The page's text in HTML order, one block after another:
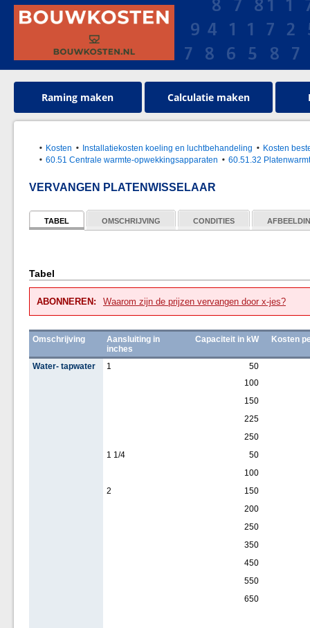
Raming maken Calculatie maken
Kosten Installatiekosten koeling en luchtbehandeling
Kosten
60.51 Centrale warmte-opwekkingsapparaten
60.51.32
VERVANGEN PLATENWISSELAAR
TABEL OMSCHRIJVING CONDITIES
Tabel
ABONNEREN: Waarom zijn de prijzen vervangen door x-jes?
Omschrijving
Aansluiting in
inches
Capaciteit in kW Kosten
Water- tapwater 1
50
100
150
225
250
1 1/4
50
100
2
150
200
250
350
450
550
650